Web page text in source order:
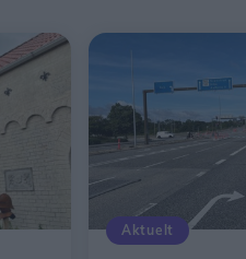
Aktuelt